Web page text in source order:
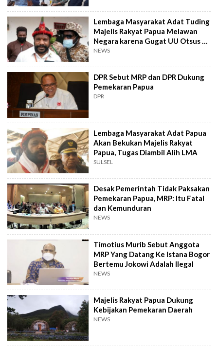
Lembaga Masyarakat Adat Tuding
Majelis Rakyat Papua Melawan
Negara karena Gugat UU Otsus ke
MK
NEWS
DPR Sebut MRP dan DPR Dukung
Pemekaran Papua
DPR
Lembaga Masyarakat Adat Papua
Akan Bekukan Majelis Rakyat
Papua, Tugas Diambil Alih LMA
SULSEL
Desak Pemerintah Tidak Paksakan
Pemekaran Papua, MRP: Itu Fatal
dan Kemunduran
NEWS
Timotius Murib Sebut Anggota
MRP Yang Datang Ke Istana Bogor
Bertemu Jokowi Adalah Ilegal
NEWS
Majelis Rakyat Papua Dukung
Kebijakan Pemekaran Daerah
NEWS